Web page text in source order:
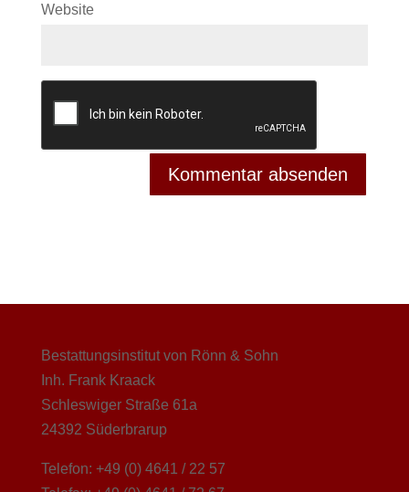
Website
Bestattungsinstitut von Rönn & Sohn
Inh. Frank Kraack
Schleswiger Straße 61a
24392 Süderbrarup
Telefon: +49 (0) 4641 / 22 57